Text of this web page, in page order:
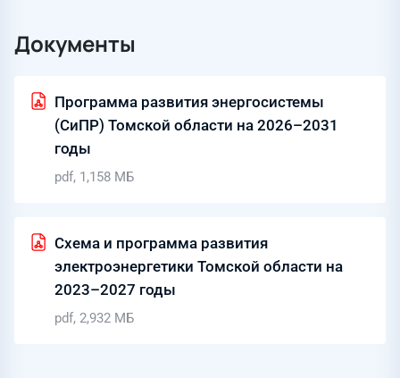
Документы
Программа развития энергосистемы
(СиПР) Томской области на 2026–2031
годы
pdf, 1,158 МБ
Схема и программа развития
электроэнергетики Томской области на
2023–2027 годы
pdf, 2,932 МБ